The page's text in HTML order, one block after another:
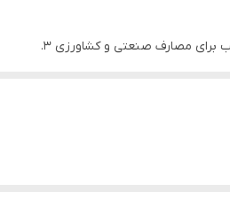
۱. جهت پمپاژ آب تمیز ۲. مناسب برای مصارف صنعتی و کشاورزی ۳.